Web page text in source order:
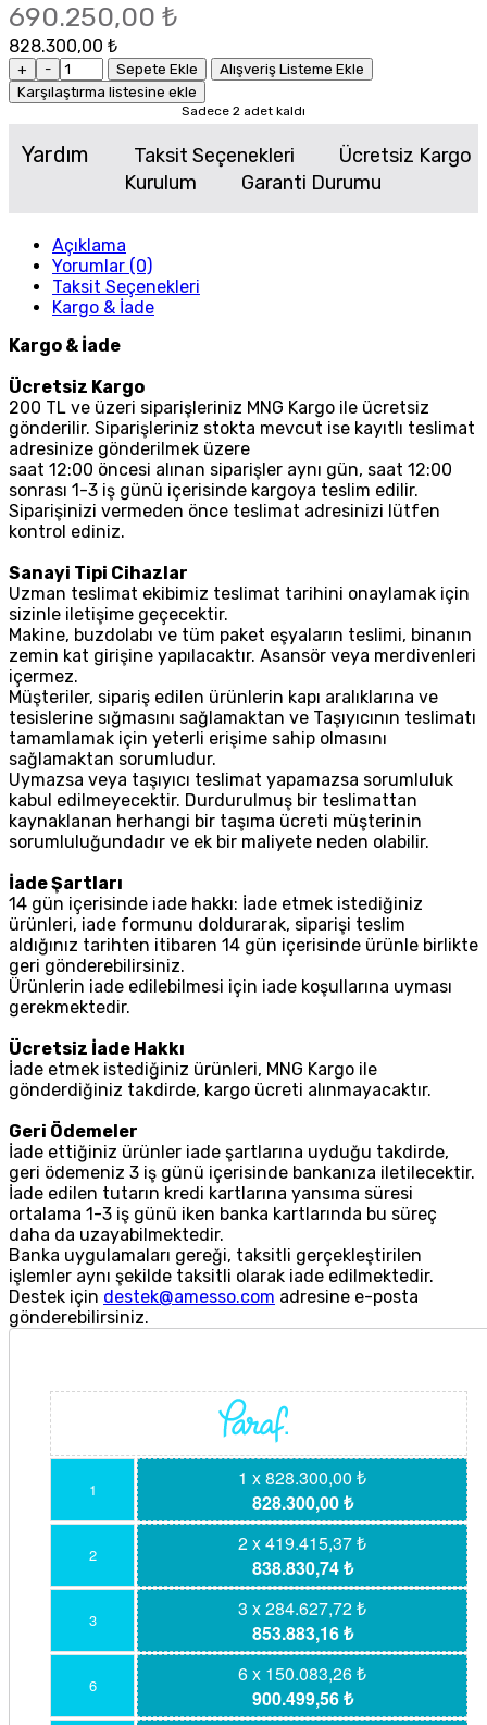
690.250,00 ₺
828.300,00 ₺
+ - Sepete Ekle
Alışveriş Listeme Ekle
Karşılaştırma listesine ekle
Sadece 2 adet kaldı
Yardım Taksit Seçenekleri
Ücretsiz Kargo
Kurulum
Garanti Durumu
Açıklama
Yorumlar (0)
Taksit Seçenekleri
Kargo & İade
Kargo & İade
Ücretsiz Kargo
200 TL ve üzeri siparişleriniz MNG Kargo ile ücretsiz
gönderilir. Siparişleriniz stokta mevcut ise kayıtlı teslimat
adresinize gönderilmek üzere
saat 12:00 öncesi alınan siparişler aynı gün, saat 12:00
sonrası 1-3 iş günü içerisinde kargoya teslim edilir.
Siparişinizi vermeden önce teslimat adresinizi lütfen
kontrol ediniz.
Sanayi Tipi Cihazlar
Uzman teslimat ekibimiz teslimat tarihini onaylamak için
sizinle iletişime geçecektir.
Makine, buzdolabı ve tüm paket eşyaların teslimi, binanın
zemin kat girişine yapılacaktır. Asansör veya merdivenleri
içermez.
Müşteriler, sipariş edilen ürünlerin kapı aralıklarına ve
tesislerine sığmasını sağlamaktan ve Taşıyıcının teslimatı
tamamlamak için yeterli erişime sahip olmasını
sağlamaktan sorumludur.
Uymazsa veya taşıyıcı teslimat yapamazsa sorumluluk
kabul edilmeyecektir. Durdurulmuş bir teslimattan
kaynaklanan herhangi bir taşıma ücreti müşterinin
sorumluluğundadır ve ek bir maliyete neden olabilir.
İade Şartları
14 gün içerisinde iade hakkı: İade etmek istediğiniz
ürünleri, iade formunu doldurarak, siparişi teslim
aldığınız tarihten itibaren 14 gün içerisinde ürünle birlikte
geri gönderebilirsiniz.
Ürünlerin iade edilebilmesi için iade koşullarına uyması
gerekmektedir.
Ücretsiz İade Hakkı
İade etmek istediğiniz ürünleri, MNG Kargo ile
gönderdiğiniz takdirde, kargo ücreti alınmayacaktır.
Geri Ödemeler
İade ettiğiniz ürünler iade şartlarına uyduğu takdirde,
geri ödemeniz 3 iş günü içerisinde bankanıza iletilecektir.
İade edilen tutarın kredi kartlarına yansıma süresi
ortalama 1-3 iş günü iken banka kartlarında bu süreç
daha da uzayabilmektedir.
Banka uygulamaları gereği, taksitli gerçekleştirilen
işlemler aynı şekilde taksitli olarak iade edilmektedir.
Destek için destek@amesso.com adresine e-posta
gönderebilirsiniz.
1
1 x 828.300,00 ₺
828.300,00 ₺
2
2 x 419.415,37 ₺
838.830,74 ₺
3
3 x 284.627,72 ₺
853.883,16 ₺
6
6 x 150.083,26 ₺
900.499,56 ₺